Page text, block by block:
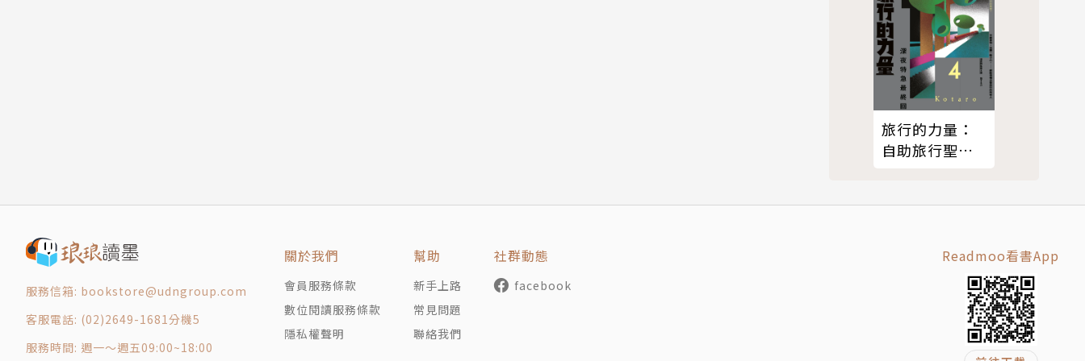
謝金魚 | 歷史作家
顏擇雅 | 雅言文化創辦人
（按姓氏筆畫排序）
作者簡介
旅行的力量：
自助旅行聖經
歸珍藏版
服務信箱: bookstore@udngroup.com
客服電話: (02)2649-1681分機5
服務時間: 週一～週五09:00~18:00
關於我們
會員服務條款
數位閱讀服務條款
隱私權聲明
幫助
新手上路
常見問題
聯絡我們
社群動態
facebook
Readmoo看書App